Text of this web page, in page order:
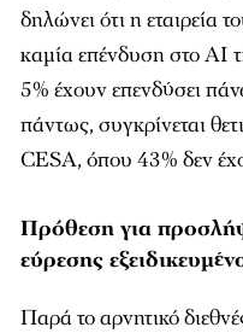
δηλώνει ότι η εταιρεία
καμία επένδυση στο ΑΙ
5% έχουν επενδύσει
πάντως, συγκρίνεται
CESA, όπου 43% δεν
Πρόθεση για
εύρεσης
Παρά το αρνητικό